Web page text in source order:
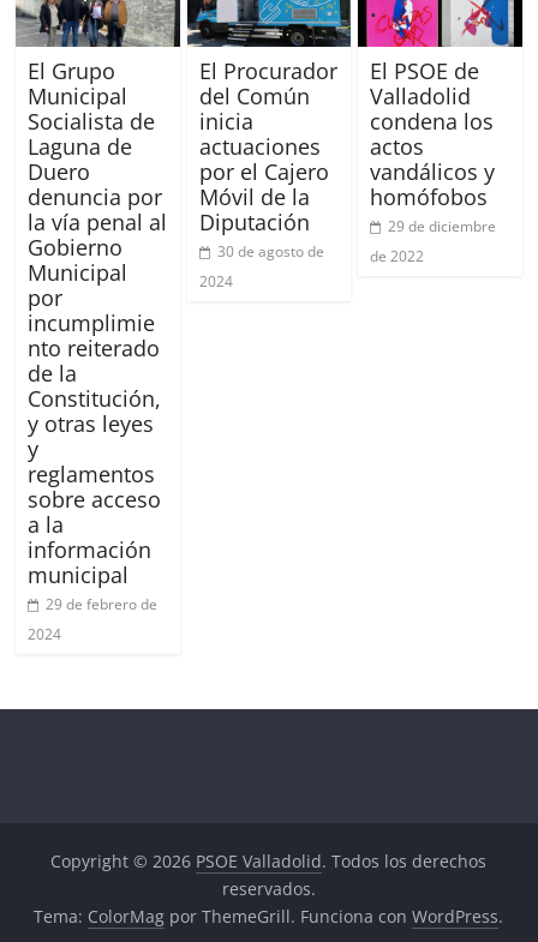
El Grupo
Municipal
Socialista de
Laguna de
Duero
denuncia por
la vía penal al
Gobierno
Municipal
por
incumplimie
nto reiterado
de la
Constitución,
y otras leyes
y
reglamentos
sobre acceso
a la
información
municipal
29 de febrero de
2024
El Procurador
del Común
inicia
actuaciones
por el Cajero
Móvil de la
Diputación
30 de agosto de
2024
El PSOE de
Valladolid
condena los
actos
vandálicos y
homófobos
29 de diciembre
de 2022
Copyright © 2026 PSOE Valladolid. Todos los derechos
reservados.
Tema: ColorMag por ThemeGrill. Funciona conWordPress.